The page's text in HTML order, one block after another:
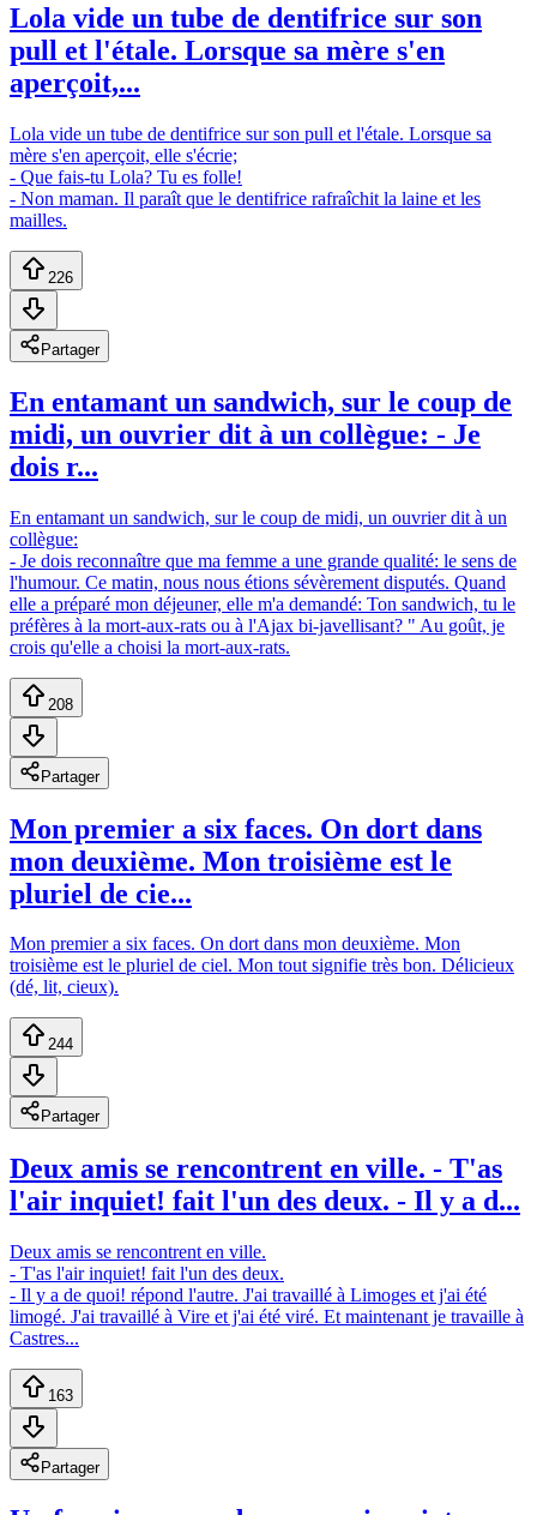
Lola vide un tube de dentifrice sur son
pull et l'étale. Lorsque sa mère s'en
aperçoit,...
Lola vide un tube de dentifrice sur son pull et l'étale. Lorsque sa
mère s'en aperçoit, elle s'écrie;
- Que fais-tu Lola? Tu es folle!
- Non maman. Il paraît que le dentifrice rafraîchit la laine et les
mailles.
226
Partager
En entamant un sandwich, sur le coup de
midi, un ouvrier dit à un collègue: - Je
dois r...
En entamant un sandwich, sur le coup de midi, un ouvrier dit à un
collègue:
- Je dois reconnaître que ma femme a une grande qualité: le sens de
l'humour. Ce matin, nous nous étions sévèrement disputés. Quand
elle a préparé mon déjeuner, elle m'a demandé: Ton sandwich, tu le
préfères à la mort-aux-rats ou à l'Ajax bi-javellisant? " Au goût, je
crois qu'elle a choisi la mort-aux-rats.
208
Partager
Mon premier a six faces. On dort dans
mon deuxième. Mon troisième est le
pluriel de cie...
Mon premier a six faces. On dort dans mon deuxième. Mon
troisième est le pluriel de ciel. Mon tout signifie très bon. Délicieux
(dé, lit, cieux).
244
Partager
Deux amis se rencontrent en ville. - T'as
l'air inquiet! fait l'un des deux. - Il y a d...
Deux amis se rencontrent en ville.
- T'as l'air inquiet! fait l'un des deux.
- Il y a de quoi! répond l'autre. J'ai travaillé à Limoges et j'ai été
limogé. J'ai travaillé à Vire et j'ai été viré. Et maintenant je travaille à
Castres...
163
Partager